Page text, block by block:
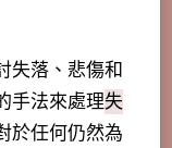
失落、悲傷和
手法來處理失
於任何仍然為